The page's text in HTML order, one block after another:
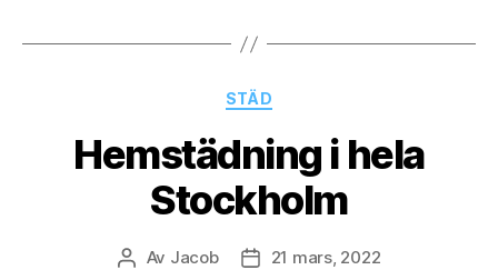
Kategorier
STÄD
Hemstädning i hela
Stockholm
Inläggsförfattare
Av Jacob Inläggsdatum
21 mars, 2022